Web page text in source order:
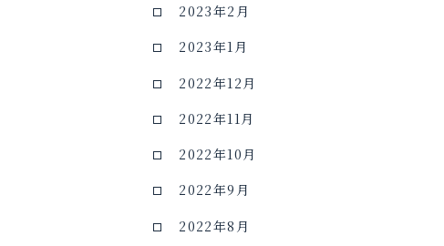
2023年2月
2023年1月
2022年12月
2022年11月
2022年10月
2022年9月
2022年8月